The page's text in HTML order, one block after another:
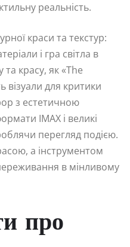
реальність.
краси та текстур:
і гра світла в
та красу, як «The
візуали для критики
з естетичною
IMAX і великі
перегляд подією.
а інструментом
в мінливому
про